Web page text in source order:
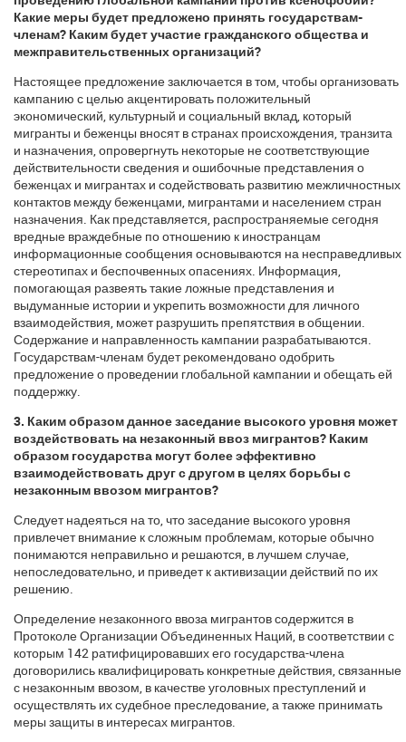
Какие меры будет предложено принять государствам-
членам? Каким будет участие гражданского общества и
межправительственных организаций?
Настоящее предложение заключается в том, чтобы организовать
кампанию с целью акцентировать положительный
экономический, культурный и социальный вклад, который
мигранты и беженцы вносят в странах происхождения, транзита
и назначения, опровергнуть некоторые не соответствующие
действительности сведения и ошибочные представления о
беженцах и мигрантах и содействовать развитию межличностных
контактов между беженцами, мигрантами и населением стран
назначения. Как представляется, распространяемые сегодня
вредные враждебные по отношению к иностранцам
информационные сообщения основываются на несправедливых
стереотипах и беспочвенных опасениях. Информация,
помогающая развеять такие ложные представления и
выдуманные истории и укрепить возможности для личного
взаимодействия, может разрушить препятствия в общении.
Содержание и направленность кампании разрабатываются.
Государствам-членам будет рекомендовано одобрить
предложение о проведении глобальной кампании и обещать ей
поддержку.
3. Каким образом данное заседание высокого уровня может
воздействовать на незаконный ввоз мигрантов? Каким
образом государства могут более эффективно
взаимодействовать друг с другом в целях борьбы с
незаконным ввозом мигрантов?
Следует надеяться на то, что заседание высокого уровня
привлечет внимание к сложным проблемам, которые обычно
понимаются неправильно и решаются, в лучшем случае,
непоследовательно, и приведет к активизации действий по их
решению.
Определение незаконного ввоза мигрантов содержится в
Протоколе Организации Объединенных Наций, в соответствии с
которым 142 ратифицировавших его государства-члена
договорились квалифицировать конкретные действия, связанные
с незаконным ввозом, в качестве уголовных преступлений и
осуществлять их судебное преследование, а также принимать
меры защиты в интересах мигрантов.